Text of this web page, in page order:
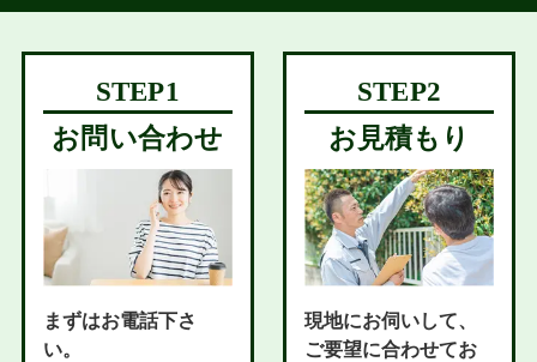
お問い合わせ
まずはお電話下さ
い。
お見積もり
現地にお伺いして、
ご要望に合わせてお